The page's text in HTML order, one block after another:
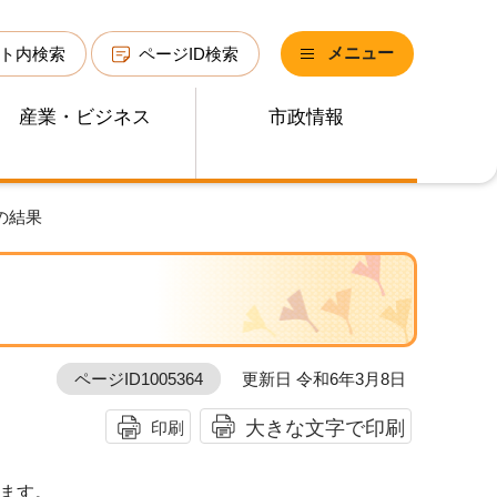
内検索 ページID検索 メニュー
産業・ビジネス 市政情報
結果
ページID1005364 更新日 令和6年3月8日
印刷 大きな文字で印刷
す。